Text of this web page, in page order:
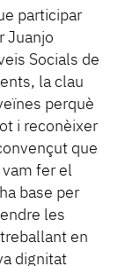
participar
Juanjo
Socials de
la clau
perquè
i reconèixer
que
fer el
base per
les
en
dignitat